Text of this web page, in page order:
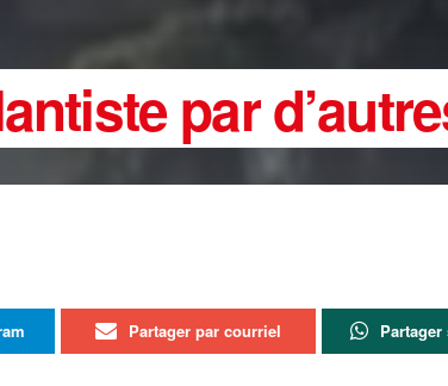
par
Partager par courriel